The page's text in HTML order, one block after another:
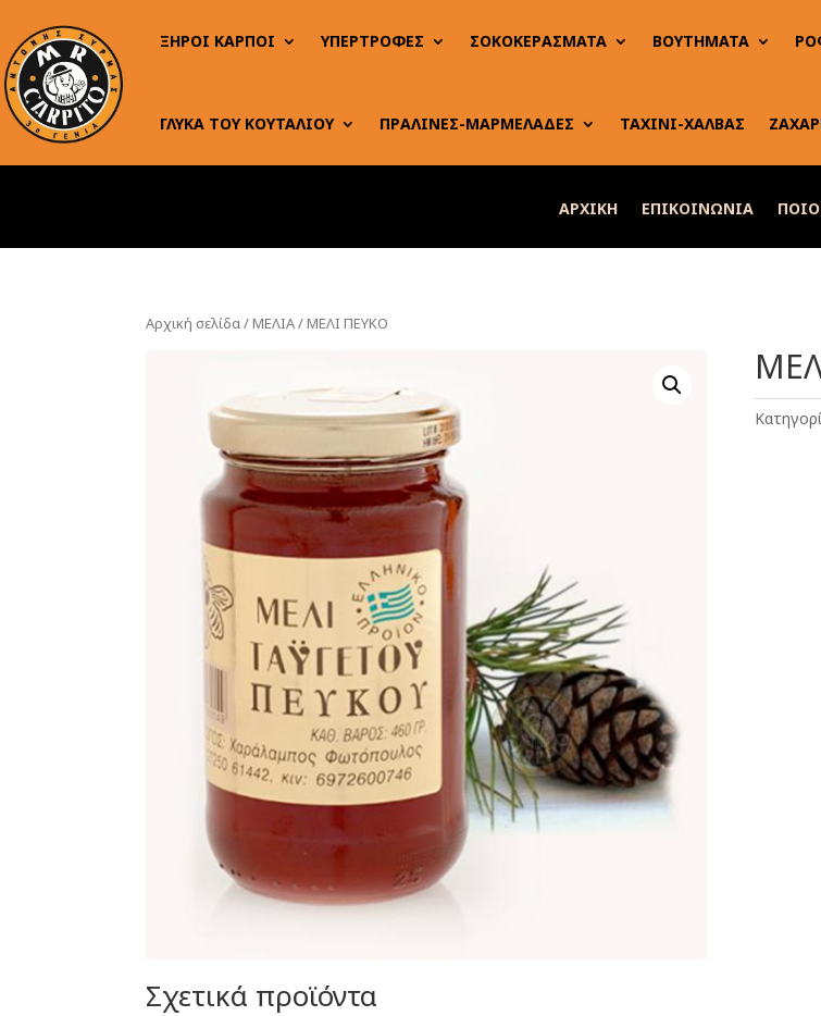
ΞΗΡΟΙ ΚΑΡΠΟΙ ΥΠΕΡΤΡΟΦΕΣ ΣΟΚΟΚΕΡΑΣΜΑΤΑ ΒΟΥΤΗΜΑΤΑ
ΓΛΥΚΑ ΤΟΥ ΚΟΥΤΑΛΙΟΥ ΠΡΑΛΙΝΕΣ-ΜΑΡΜΕΛΑΔΕΣ ΤΑΧΙΝΙ-ΧΑΛΒΑΣ
ΑΡΧΙΚΗ ΕΠΙΚΟΙΝΩΝΙΑ
Αρχική σελίδα/ΜΕΛΙΑ/ ΜΕΛΙ ΠΕΥΚΟ
Σχετικά προϊόντα